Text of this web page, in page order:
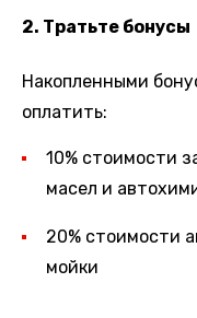
2. Тратьте бонусы
Накопленными
оплатить:
10% стоимости
масел и
20% стоимости
мойки